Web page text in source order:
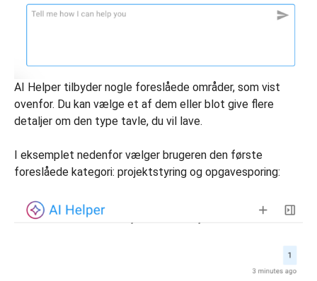
AI Helper tilbyder nogle foreslåede områder, som vist
ovenfor. Du kan vælge et af dem eller blot give flere
detaljer om den type tavle, du vil lave.
I eksemplet nedenfor vælger brugeren den første
foreslåede kategori: projektstyring og opgavesporing: